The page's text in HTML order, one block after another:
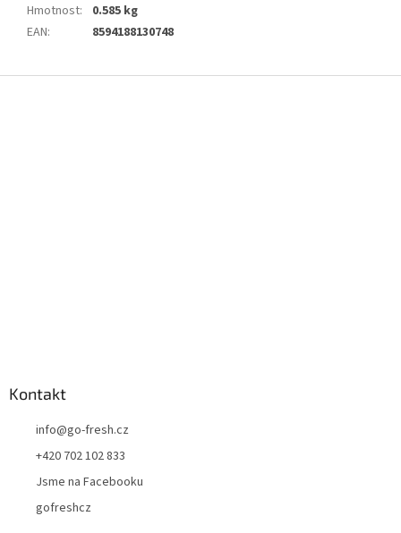
Hmotnost:
0.585 kg
EAN: 8594188130748
Kontakt
info@go-fresh.cz
+420 702 102 833
Jsme na Facebooku
gofreshcz